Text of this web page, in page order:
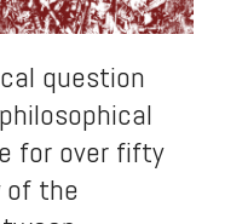
question
for over fifty
of the